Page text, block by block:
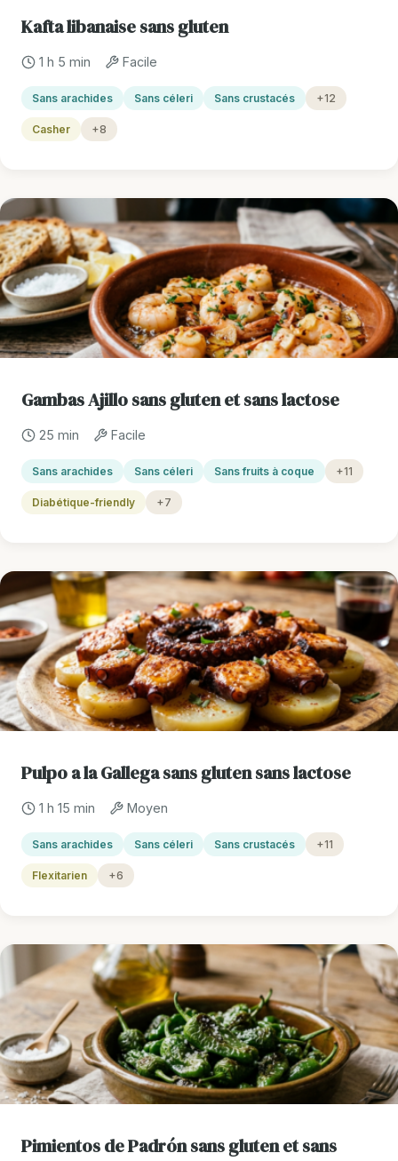
Kafta libanaise sans gluten
1 h 5 min Facile
Sans arachides Sans céleri Sans crustacés +12
Casher +8
Gambas Ajillo sans gluten et sans lactose
25 min Facile
Sans arachides Sans céleri Sans fruits à coque +11
Diabétique-friendly +7
Pulpo a la Gallega sans gluten sans lactose
1 h 15 min Moyen
Sans arachides Sans céleri Sans crustacés +11
Flexitarien +6
Pimientos de Padrón sans gluten et sans